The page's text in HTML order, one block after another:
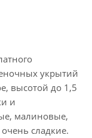
укрытий
высотой до 1,5
и
малиновые,
сладкие.